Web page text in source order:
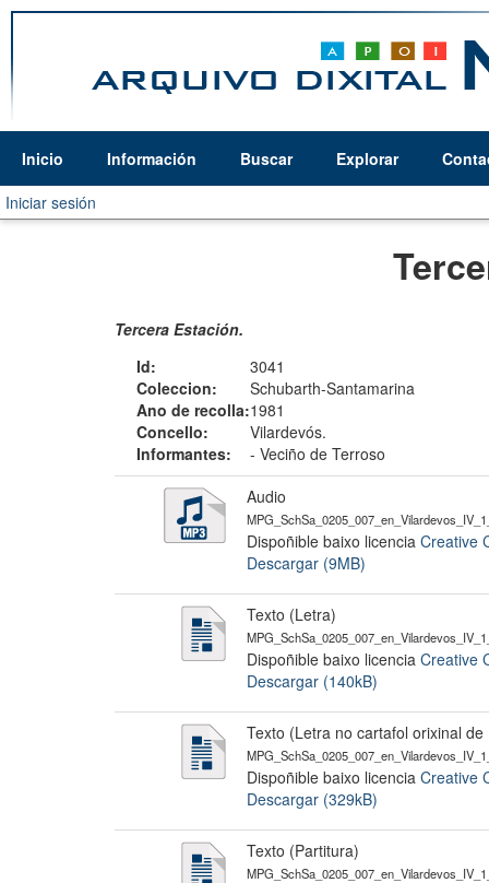
Inicio Información Buscar Explorar
Iniciar sesión
Tercera Estación.
Id:
3041
Coleccion:
Schubarth-Santamarina
Ano de recolla:1981
Concello:
Vilardevós.
Informantes:
- Veciño de Terroso
Audio
Dispoñible baixo licencia Creative
Descargar (9MB)
Texto (Letra)
Dispoñible baixo licencia Creative
Descargar (140kB)
Texto (Letra no cartafol orixinal
Dispoñible baixo licencia Creative
Descargar (329kB)
Texto (Partitura)